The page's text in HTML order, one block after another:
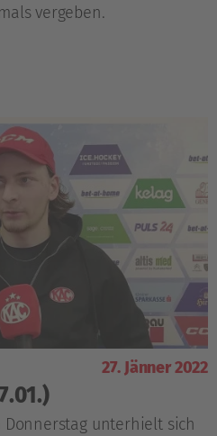
vergeben.
27. Jänner 2022
Donnerstag unterhielt sich